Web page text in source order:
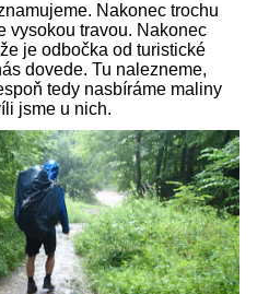
Nakonec trochu
vysokou travou. Nakonec
je odbočka od turistické
dovede. Tu nalezneme,
tedy nasbíráme maliny
jsme u nich.